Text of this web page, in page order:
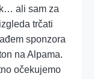
ali sam za
trčati
sponzora
na Alpama.
očekujemo